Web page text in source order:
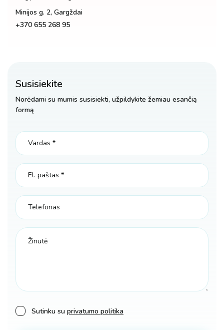
Minijos g. 2, Gargždai
+370 655 268 95
Susisiekite
Norėdami su mumis susisiekti, užpildykite žemiau esančią
formą
Sutinku su privatumo politika